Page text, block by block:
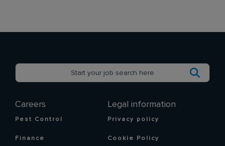
Careers
Pest Control
Finance
Legal information
Privacy policy
Cookie Policy